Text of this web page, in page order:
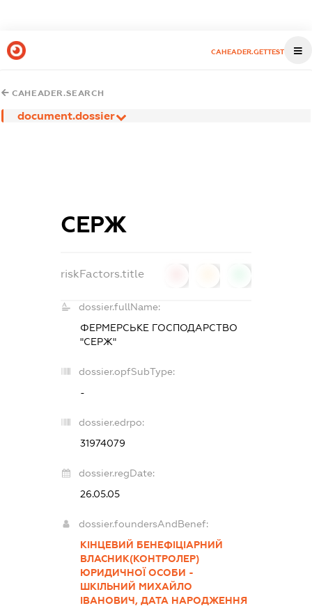
CAHEADER.GETTEST
CAHEADER.SEARCH
document.dossier
СЕРЖ
riskFactors.title
dossier.fullName:
ФЕРМЕРСЬКЕ ГОСПОДАРСТВО
"СЕРЖ"
dossier.opfSubType:
-
dossier.edrpo:
31974079
dossier.regDate:
26.05.05
dossier.foundersAndBenef:
КІНЦЕВИЙ БЕНЕФІЦІАРНИЙ
ВЛАСНИК(КОНТРОЛЕР)
ЮРИДИЧНОЇ ОСОБИ -
ШКІЛЬНИЙ МИХАЙЛО
ІВАНОВИЧ, ДАТА НАРОДЖЕННЯ